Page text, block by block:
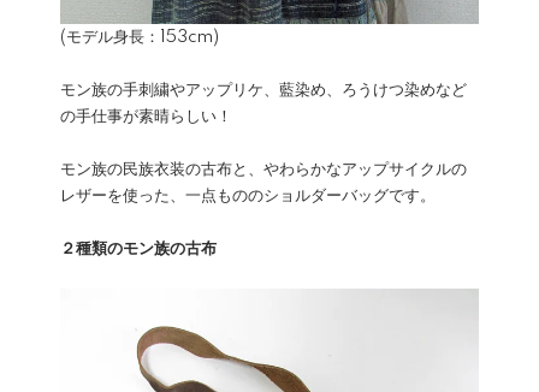
(モデル身長：153cm)
モン族の手刺繍やアップリケ、藍染め、ろうけつ染めなど
の手仕事が素晴らしい！
モン族の民族衣装の古布と、やわらかなアップサイクルの
レザーを使った、一点もののショルダーバッグです。
２種類のモン族の古布